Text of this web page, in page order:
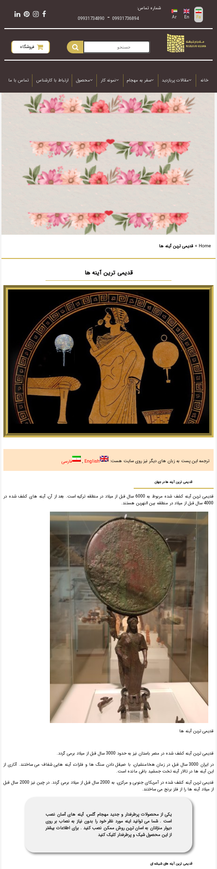
Fa
En
Ar
شماره تماس:
09931736894
-
09931734890
فروشگاه
خانه مقالات پربازدید سفر به مهجام نمونه کار محصول ارتباط با کارشناس تماس با ما
Home
» قدیمی ترین آینه ها
قدیمی ترین آینه ها
ترجمه این پست به زبان های دیگر نیز روی سایت هست: English فارسی
قدیمی ترین آینه ها در جهان
قدیمی ترین آینه کشف شده مربوط به 6000 سال قبل از میلاد در منطقه ترکیه است. بعد از آن، آینه های کشف شده در
4000 سال قبل از میلاد در منطقه بین النهرین هستند.
قدیمی ترین آینه ها
قدیمی ترین آینه کشف شده در مصر باستان نیز به حدود 3000 سال قبل از میلاد برمی گردد.
در ایران 3000 سال قبل، در زمان هخامنشیان، با صیقل دادن سنگ ها و فلزات، آینه هایی شفاف می ساختند. آثاری از
این آینه ها در تالار آینه تخت جمشید باقی مانده است.
قدیمی ترین آینه کشف شده در آمریکای جنوبی و مرکزی، به 2000 سال قبل از میلاد برمی گردد. در چین نیز 2000 سال قبل
از میلاد آینه ها را از فلز برنج می ساختند.
یکی از محصولات پرطرفدار و جدید مهجام گلس، آینه های آسان نصب
است . شما می توانید اینه مورد نظر خود را بدون نیاز به نصاب بر روی
دیوار منزلتان به اسان ترین روش ممکن نصب کنید . برای اطلاعات بیشتر
از این محصول شیک و پرطرفدار کلیک کنید
قدیمی ترین آینه های شیشه ای